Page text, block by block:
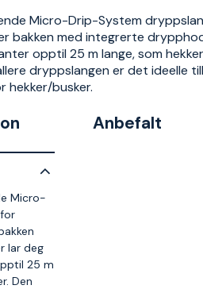
Micro-Drip-System
bakken med integrerte
opptil 25 m lange, som
dryppslangen er det ideelle
hekker/busker.
Micro-
lar deg
25 m
Den
Anbefalt